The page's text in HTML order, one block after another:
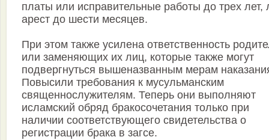
платы или исправительные работы до трех лет,
арест до шести месяцев.
При этом также усилена ответственность
или заменяющих их лиц, которые также могут
подвергнуться вышеназванным мерам
Повысили требования к мусульманским
священнослужителям. Теперь они выполняют
исламский обряд бракосочетания только при
наличии соответствующего свидетельства о
регистрации брака в загсе.